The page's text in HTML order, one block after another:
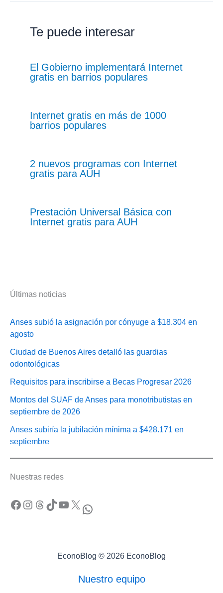
Te puede interesar
El Gobierno implementará Internet
gratis en barrios populares
Internet gratis en más de 1000
barrios populares
2 nuevos programas con Internet
gratis para AUH
Prestación Universal Básica con
Internet gratis para AUH
Últimas noticias
Anses subió la asignación por cónyuge a $18.304 en
agosto
Ciudad de Buenos Aires detalló las guardias
odontológicas
Requisitos para inscribirse a Becas Progresar 2026
Montos del SUAF de Anses para monotributistas en
septiembre de 2026
Anses subiría la jubilación mínima a $428.171 en
septiembre
Nuestras redes
Facebook Instagram Threads TikTok YouTube X WhatsApp
EconoBlog © 2026 EconoBlog
Nuestro equipo